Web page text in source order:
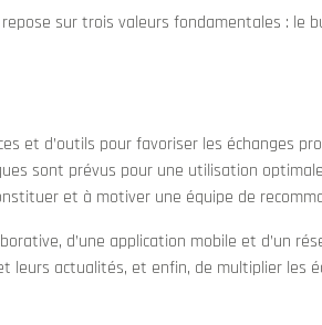
sur trois valeurs fondamentales : le
et d’outils pour favoriser les échanges
sont prévus pour une utilisation
et à motiver une équipe de
d’une application mobile et d’un
actualités, et enfin, de multiplier les